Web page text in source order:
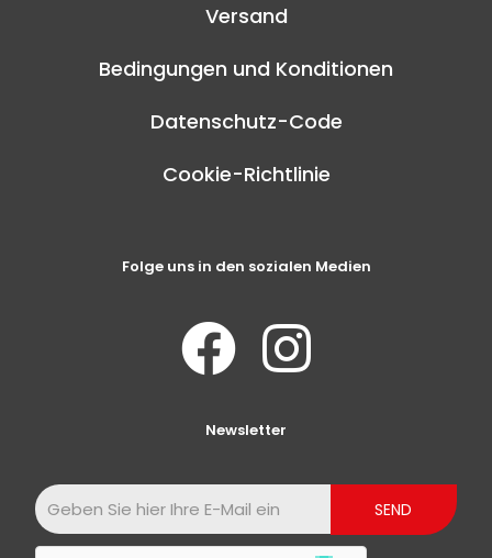
Versand
Bedingungen und Konditionen
Datenschutz-Code
Cookie-Richtlinie
Folge uns in den sozialen Medien
Newsletter